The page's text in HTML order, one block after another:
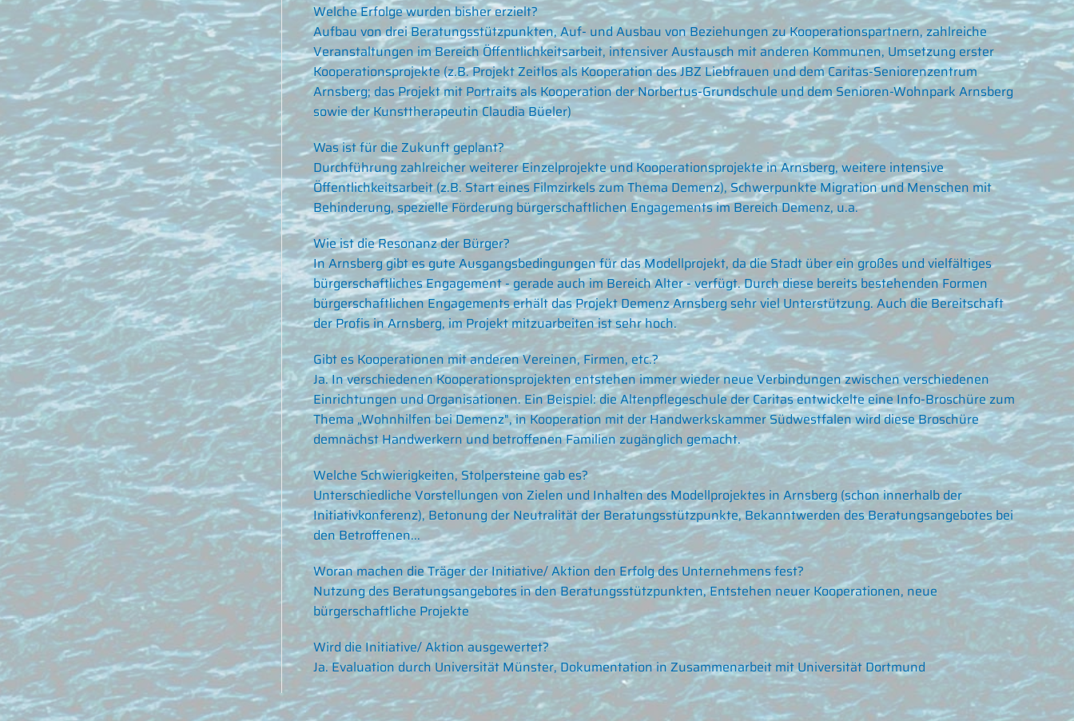
Welche Erfolge wurden bisher erzielt?
Aufbau von drei Beratungsstützpunkten, Auf- und Ausbau von Beziehungen zu Kooperationspartnern, zahlreiche
Veranstaltungen im Bereich Öffentlichkeitsarbeit, intensiver Austausch mit anderen Kommunen, Umsetzung erster
Kooperationsprojekte (z.B. Projekt Zeitlos als Kooperation des JBZ Liebfrauen und dem Caritas-Seniorenzentrum
Arnsberg; das Projekt mit Portraits als Kooperation der Norbertus-Grundschule und dem Senioren-Wohnpark Arnsberg
sowie der Kunsttherapeutin Claudia Büeler)
Was ist für die Zukunft geplant?
Durchführung zahlreicher weiterer Einzelprojekte und Kooperationsprojekte in Arnsberg, weitere intensive
Öffentlichkeitsarbeit (z.B. Start eines Filmzirkels zum Thema Demenz), Schwerpunkte Migration und Menschen mit
Behinderung, spezielle Förderung bürgerschaftlichen Engagements im Bereich Demenz, u.a.
Wie ist die Resonanz der Bürger?
In Arnsberg gibt es gute Ausgangsbedingungen für das Modellprojekt, da die Stadt über ein großes und vielfältiges
bürgerschaftliches Engagement - gerade auch im Bereich Alter - verfügt. Durch diese bereits bestehenden Formen
bürgerschaftlichen Engagements erhält das Projekt Demenz Arnsberg sehr viel Unterstützung. Auch die Bereitschaft
der Profis in Arnsberg, im Projekt mitzuarbeiten ist sehr hoch.
Gibt es Kooperationen mit anderen Vereinen, Firmen, etc.?
Ja. In verschiedenen Kooperationsprojekten entstehen immer wieder neue Verbindungen zwischen verschiedenen
Einrichtungen und Organisationen. Ein Beispiel: die Altenpflegeschule der Caritas entwickelte eine Info-Broschüre zum
Thema „Wohnhilfen bei Demenz", in Kooperation mit der Handwerkskammer Südwestfalen wird diese Broschüre
demnächst Handwerkern und betroffenen Familien zugänglich gemacht.
Welche Schwierigkeiten, Stolpersteine gab es?
Unterschiedliche Vorstellungen von Zielen und Inhalten des Modellprojektes in Arnsberg (schon innerhalb der
Initiativkonferenz), Betonung der Neutralität der Beratungsstützpunkte, Bekanntwerden des Beratungsangebotes bei
den Betroffenen...
Woran machen die Träger der Initiative/ Aktion den Erfolg des Unternehmens fest?
Nutzung des Beratungsangebotes in den Beratungsstützpunkten, Entstehen neuer Kooperationen, neue
bürgerschaftliche Projekte
Wird die Initiative/ Aktion ausgewertet?
Ja. Evaluation durch Universität Münster, Dokumentation in Zusammenarbeit mit Universität Dortmund